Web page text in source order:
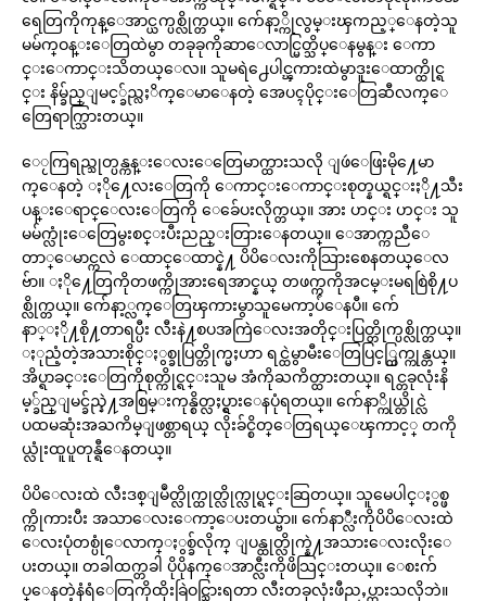
ရေတြကိုကုန္ေအာင္ယက္ပစ္လိုက္တယ္။ က်ေနာ့္ကိုလွမ္းၾကည့္ေနတဲ့သူ
မမ်က္ဝန္းေတြထဲမွာ တခုခုကိုဆာေလာင္မြတ္သိပ္ေနမွန္း ေကာ
င္းေကာင္းသိတယ္ေလ။ သူမရဲ႕ေပါင္ၾကားထဲမွာဒူးေထာက္ထိုင္ရ
င္း နိမ္ခ်ည္ျမင့္ခ်ည္လႈိက္ေမာေနတဲ့ အေပၚပိုင္းေတြဆီလက္ေ
တြေရာက္သြားတယ္။
ေႂကြရည္သုတ္ပန္ကန္းေလးေတြေမာက္ထားသလို ျဖဴေဖြးမို႔ေမာ
က္ေနတဲ့ ႏို႔ေလးေတြကို ေကာင္းေကာင္းစုတ္နယ္ရင္းႏို႔သီး
ပန္းေရာင္ေလးေတြကို ေခ်ေပးလိုက္တယ္။ အား ဟင္း ဟင္း သူ
မမ်က္လုံးေတြေမွးစင္းပီးညည္းတြားေနတယ္။ ေအာက္ကညီေ
တာ္ေမာင္ကလဲ ေထာင္ေထာင္နဲ႔ ပိပိေလးကိုသြားစေနတယ္ေလ
ဗ်ာ။ ႏို႔ေတြကိုတဖက္ကိုအားရေအာင္နယ္ တဖက္ကကိုအငမ္းမရစြဲစို႔ပ
စ္လိုက္တယ္။ က်ေနာ့္လက္ေတြၾကားမွာသူမေကာ့ပ်ံေနပီ။ က်ေ
နာ္ႏို႔စို႔တာရပ္ပီး လီးနဲ႔စပအကြဲေလးအတိုင္းပြတ္တိုက္ပစ္လိုက္တယ္။
ႏုညံ့တဲ့အသားစိုင္ႏွစ္ခုပြတ္တိုက္မႈဟာ ရင္ထဲမွာမီးေတြပြင့္ထြက္ကုန္တယ္။
အိပ္ရာခင္းေတြကိုစုတ္ကိုင္ရင္းသူမ အံကိုႀကိတ္ထားတယ္။ ရင္တခုလုံးနိ
မ့္ခ်ည္ျမင္ခ်ည္နဲ႔အစြမ္းကုန္စိတ္လႈပ္ရွားေနပုံရတယ္။ က်ေနာ္ကိုယ္တိုင္လဲ
ပထမဆုံးအႀကိမ္ျဖစ္တာရယ္ လိုးခ်င္စိတ္ေတြရယ္ေၾကာင့္ တကို
ယ္လုံးထူပူတုန္ရီေနတယ္။
ပိပိေလးထဲ လီးဒစ္ျမဳတ္လိုက္ထုတ္လိုက္လုပ္ရင္းဆြတယ္။ သူမေပါင္ႏွစ္ဖ
က္ကိုကားပီး အသာေလးေကာ့ေပးတယ္ဗ်ာ။ က်ေနာ္လီးကိုပိပိေလးထဲ
ေလးပုံတစ္ပုံေလာက္ႏွစ္ခ်လိုက္ ျပန္ထုတ္လိုက္နဲ႔အသားေလးလိုးေ
ပးတယ္။ တခါထက္တခါ ပိုပိုနက္ေအာင္လီးကိုဖိသြင္းတယ္။ ေစးက်
ပ္ေနတဲ့နံရံေတြကိုထိုးခြဲဝင္သြားရတာ လီးတခုလုံးဖီညႇပ္ထားသလိုဘဲ။